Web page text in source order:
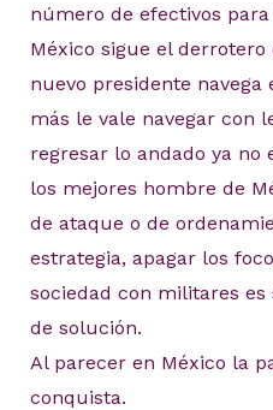
número de efectivos
México sigue el
nuevo presidente navega
más le vale navegar con
regresar lo andado ya no
los mejores hombre de
de ataque o de
estrategia, apagar los
sociedad con militares
de solución.
Al parecer en México la
conquista.